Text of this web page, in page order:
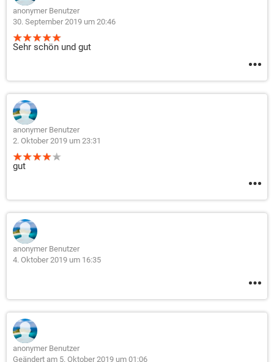
anonymer Benutzer
30. September 2019 um 20:46
Sehr schön und gut
anonymer Benutzer
2. Oktober 2019 um 23:31
gut
anonymer Benutzer
4. Oktober 2019 um 16:35
anonymer Benutzer
Geändert am 5. Oktober 2019 um 01:06